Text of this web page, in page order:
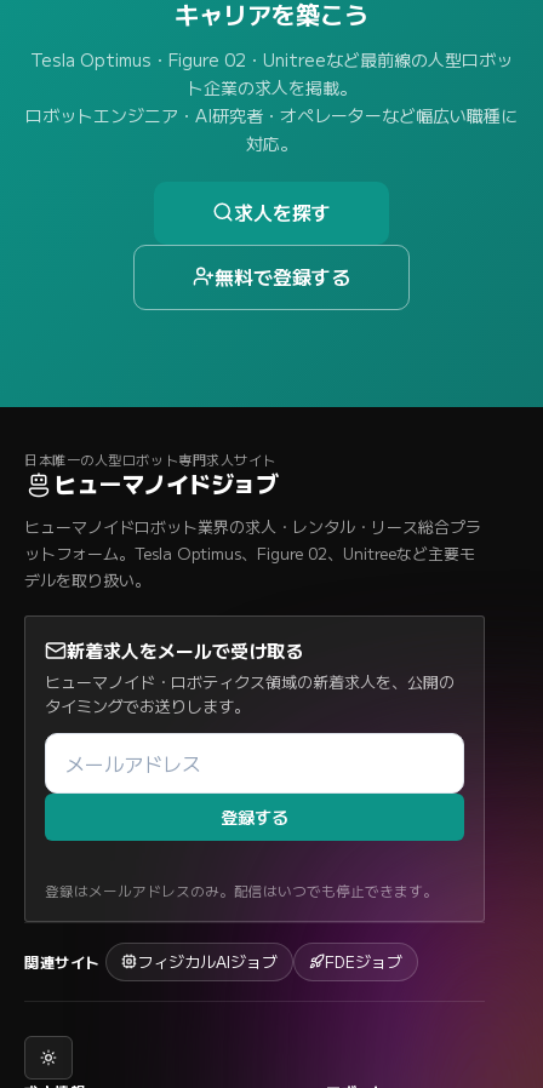
キャリアを築こう
Tesla Optimus・Figure 02・Unitreeなど最前線の人型ロボッ
ト企業の求人を掲載。
ロボットエンジニア・AI研究者・オペレーターなど幅広い職種に
対応。
求人を探す
無料で登録する
日本唯一の人型ロボット専門求人サイト
ヒューマノイドジョブ
ヒューマノイドロボット業界の求人・レンタル・リース総合プラ
ットフォーム。Tesla Optimus、Figure 02、Unitreeなど主要モ
デルを取り扱い。
新着求人をメールで受け取る
ヒューマノイド・ロボティクス領域の新着求人を、公開の
タイミングでお送りします。
登録する
登録はメールアドレスのみ。配信はいつでも停止できます。
関連サイト フィジカルAIジョブ FDEジョブ